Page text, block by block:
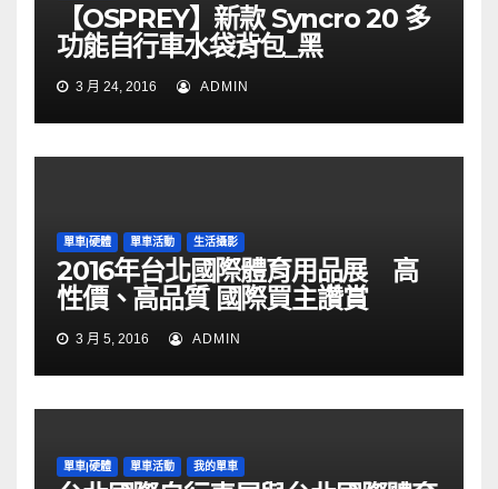
【OSPREY】新款 Syncro 20 多
功能自行車水袋背包_黑
3 月 24, 2016 ADMIN
單車|硬體 單車活動 生活攝影
2016年台北國際體育用品展 高
性價、高品質 國際買主讚賞
3 月 5, 2016 ADMIN
單車|硬體 單車活動 我的單車